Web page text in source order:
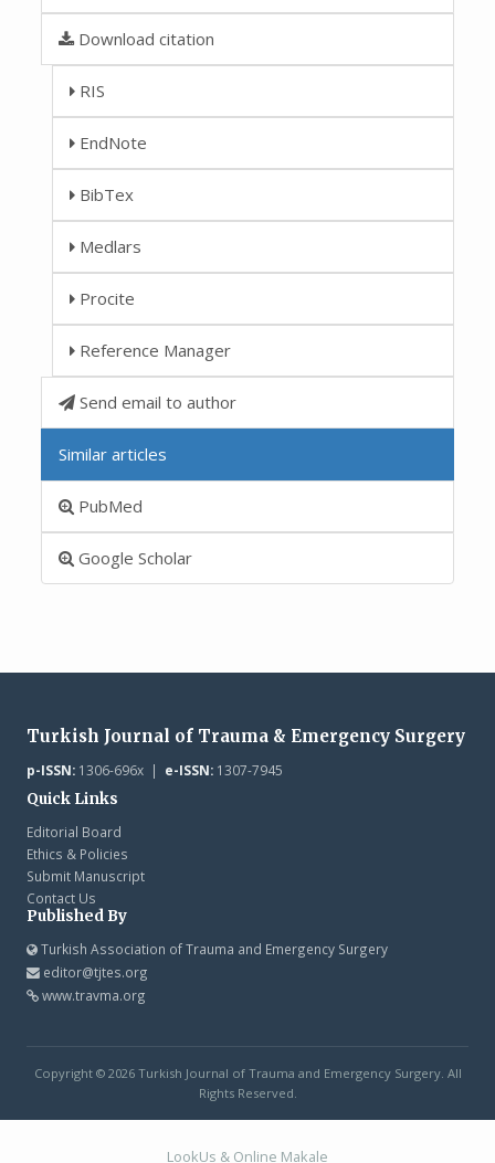
Download citation
RIS
EndNote
BibTex
Medlars
Procite
Reference Manager
Send email to author
Similar articles
PubMed
Google Scholar
Turkish Journal of Trauma & Emergency Surgery
p-ISSN:1306-696x | e-ISSN:1307-7945
Quick Links
Editorial Board
Ethics & Policies
Submit Manuscript
Contact Us
Published By
Turkish Association of Trauma and Emergency Surgery
editor@tjtes.org
www.travma.org
Copyright © 2026 Turkish Journal of Trauma and Emergency Surgery. All
Rights Reserved.
LookUs & Online Makale